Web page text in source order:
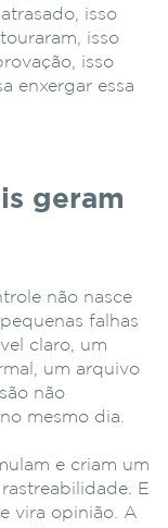
isso
isso
isso
enxergar essa
geram
não nasce
falhas
claro, um
um arquivo
não
mesmo dia.
e criam um
E
vira opinião. A